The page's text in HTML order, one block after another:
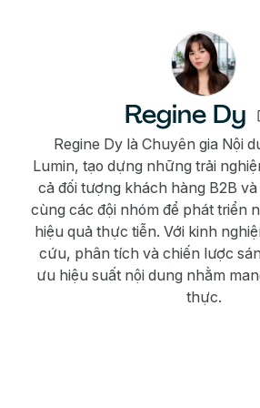
Regine Dy
Regine Dy là Chuyên gia Nội
Lumin, tạo dựng những trải
cả đối tượng khách hàng B2B
cùng các đội nhóm để phát triển
hiệu quả thực tiễn. Với kinh
cứu, phân tích và chiến lược
ưu hiệu suất nội dung nhằm
thực.